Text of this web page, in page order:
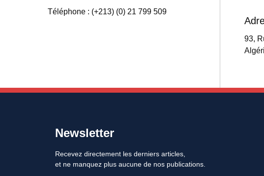
Téléphone : (+213) (0) 21 799 509
93,
Newsletter
Recevez directement les derniers articles,
et ne manquez plus aucune de nos publications.